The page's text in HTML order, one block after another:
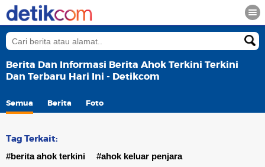
Berita Dan Informasi Berita Ahok Terkini Terkini
Dan Terbaru Hari Ini - Detikcom
Semua Berita Foto
Tag Terkait:
#berita ahok terkini
#ahok keluar penjara